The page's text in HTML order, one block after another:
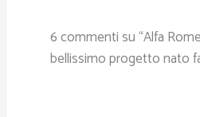
6 commenti su “Alfa
bellissimo progetto nato